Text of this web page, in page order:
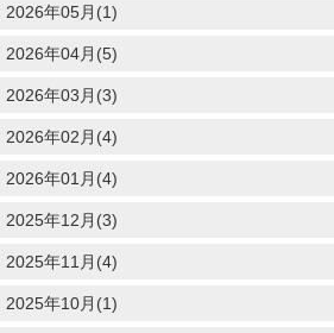
2026年05月(1)
2026年04月(5)
2026年03月(3)
2026年02月(4)
2026年01月(4)
2025年12月(3)
2025年11月(4)
2025年10月(1)